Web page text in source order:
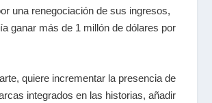
una renegociación de sus ingresos,
ganar más de 1 millón de dólares por
quiere incrementar la presencia de
integrados en las historias, añadir